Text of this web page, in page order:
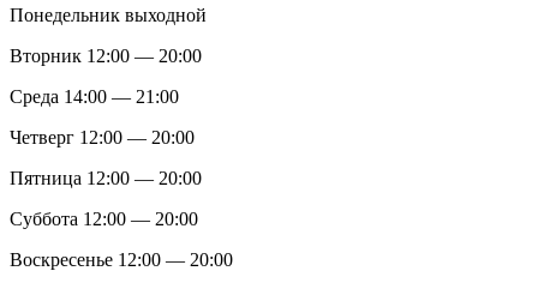
Понедельник выходной
Вторник 12:00 — 20:00
Среда 14:00 — 21:00
Четверг 12:00 — 20:00
Пятница 12:00 — 20:00
Суббота 12:00 — 20:00
Воскресенье 12:00 — 20:00